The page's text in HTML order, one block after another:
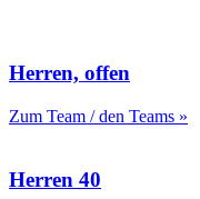
Herren, offen
Zum Team / den Teams »
Herren 40